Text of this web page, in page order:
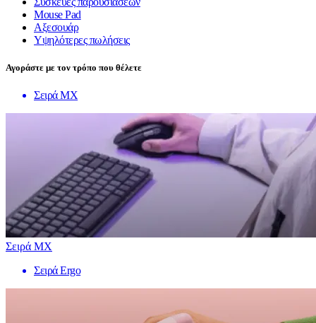
Mouse Pad
Αξεσουάρ
Υψηλότερες πωλήσεις
Αγοράστε με τον τρόπο που θέλετε
Σειρά MX
Σειρά MX
Σειρά Ergo